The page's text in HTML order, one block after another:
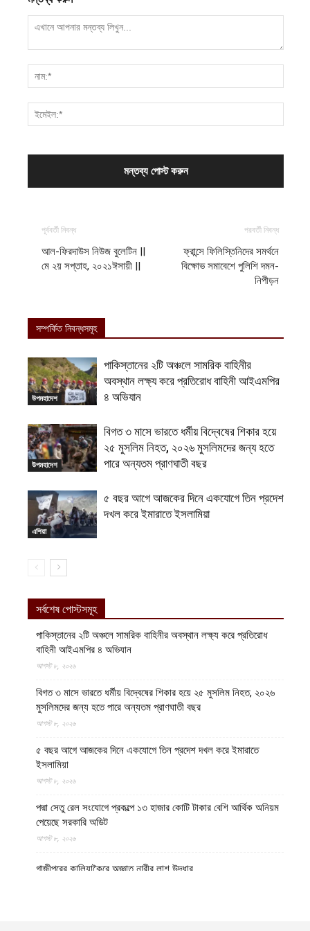
পূর্ববর্তী নিবন্ধ
আল-ফিরদাউস নিউজ বুলেটিন ||
মে ২য় সপ্তাহ, ২০২১ঈসায়ী ||
পরবর্তী নিবন্ধ
ফ্রান্সে ফিলিস্তিনিদের সমর্থনে
বিক্ষোভ সমাবেশে পুলিশি দমন-
নিপীড়ন
সম্পর্কিত নিবন্ধসমূহ
উপমহাদেশ
পাকিস্তানের ২টি অঞ্চলে সামরিক বাহিনীর
অবস্থান লক্ষ্য করে প্রতিরোধ বাহিনী আইএমপির
৪ অভিযান
উপমহাদেশ
বিগত ৩ মাসে ভারতে ধর্মীয় বিদ্বেষের শিকার হয়ে
২৫ মুসলিম নিহত, ২০২৬ মুসলিমদের জন্য হতে
পারে অন্যতম প্রাণঘাতী বছর
এশিয়া
৫ বছর আগে আজকের দিনে একযোগে তিন প্রদেশ
দখল করে ইমারাতে ইসলামিয়া
সর্বশেষ পোস্টসমূহ
পাকিস্তানের ২টি অঞ্চলে সামরিক বাহিনীর অবস্থান লক্ষ্য করে প্রতিরোধ
বাহিনী আইএমপির ৪ অভিযান
আগস্ট ৮, ২০২৬
বিগত ৩ মাসে ভারতে ধর্মীয় বিদ্বেষের শিকার হয়ে ২৫ মুসলিম নিহত, ২০২৬
মুসলিমদের জন্য হতে পারে অন্যতম প্রাণঘাতী বছর
আগস্ট ৮, ২০২৬
৫ বছর আগে আজকের দিনে একযোগে তিন প্রদেশ দখল করে ইমারাতে
ইসলামিয়া
আগস্ট ৮, ২০২৬
পদ্মা সেতু রেল সংযোগে প্রকল্পে ১৩ হাজার কোটি টাকার বেশি আর্থিক অনিয়ম
পেয়েছে সরকারি অডিট
আগস্ট ৮, ২০২৬
গাজীপুরের কালিয়াকৈরে অজ্ঞাত নারীর লাশ উদ্ধার